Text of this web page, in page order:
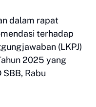
dalam rapat
terhadap
(LKPJ)
2025 yang
Rabu